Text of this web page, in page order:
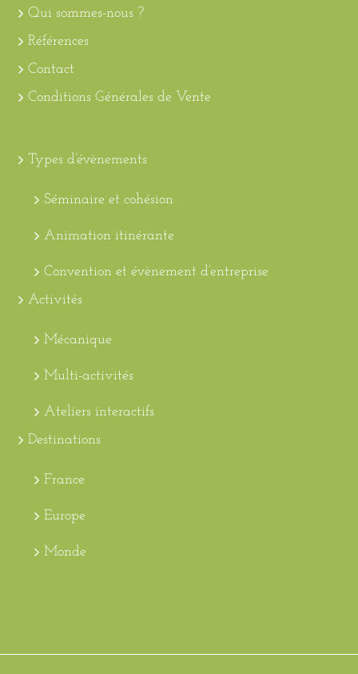
Qui sommes-nous ?
Références
Contact
Conditions Générales de Vente
Types d’évènements
Séminaire et cohésion
Animation itinérante
Convention et évènement d’entreprise
Activités
Mécanique
Multi-activités
Ateliers interactifs
Destinations
France
Europe
Monde